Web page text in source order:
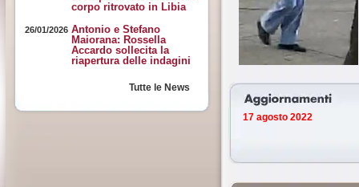
corpo ritrovato in Libia
26/01/2026 Antonio e Stefano
Maiorana: Rossella
Accardo sollecita la
riapertura delle indagini
Tutte le News
17 agosto 2022